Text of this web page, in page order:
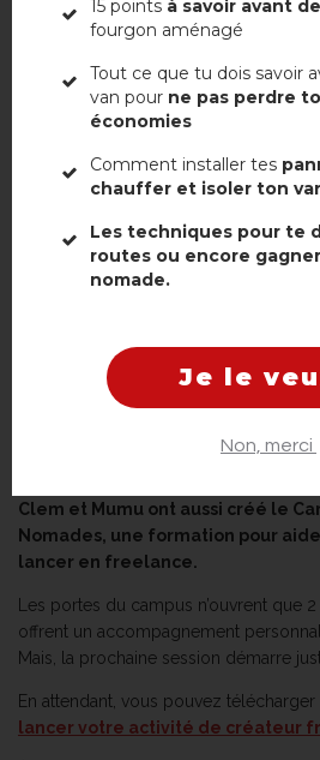
Prêt à vous lancer dans une toute
Inscrivez-vous gratuitement dès
prochaine session du Boot Camp
S’inscrire au Boot
Si à la suite du Boot Camp, vous vous
Clem et Mumu ont aussi créé le
Nomades, une formation pour
lancer en freelance.
Les portes du campus n’ouvrent que
offrent un accompagnement
Mais, la prochaine session démarre
En attendant, vous pouvez
lancer votre activité de créateur
15 points à savoir avant
fourgon aménagé
Tout ce que tu dois savoir
van pour ne pas perdre
économies
Comment installer tes
chauffer et isoler ton
Les techniques pour te
routes ou encore
nomade.
Je le
Non, merci